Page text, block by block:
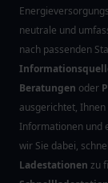
neutrale und
nach passenden
Beratungen oder
ausgerichtet,
Informationen und
wir Sie dabei,
Ladestationen zu